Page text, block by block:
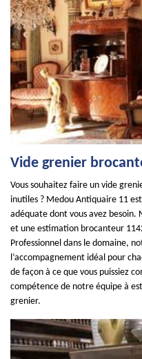
Vide grenier
Vous souhaitez faire un vide
inutiles ? Medou Antiquaire 11
adéquate dont vous avez besoin.
et une estimation brocanteur
Professionnel dans le domaine,
l’accompagnement idéal pour
de façon à ce que vous puissiez
compétence de notre équipe à
grenier.